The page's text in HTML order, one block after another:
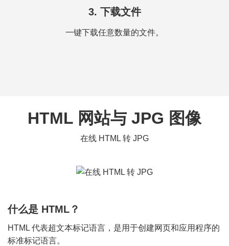
3. 下载文件
一键下载任意数量的文件。
HTML 网站与 JPG 图像
在线 HTML 转 JPG
什么是 HTML？
HTML 代表超文本标记语言，是用于创建网页和应用程序的
标准标记语言。